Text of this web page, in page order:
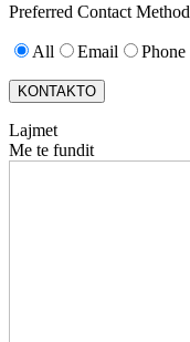
Preferred Contact Method
All Email Phone
KONTAKTO
Lajmet
Me te fundit